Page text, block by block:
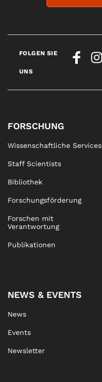
FOLGEN SIE
UNS
FORSCHUNG
Wissenschaftliche Services
Staff Scientists
Bibliothek
Forschungsförderung
Forschen mit
Verantwortung
Publikationen
NEWS & EVENTS
News
Events
Newsletter